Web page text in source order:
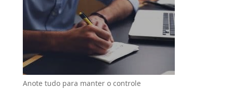
Anote tudo para manter o controle